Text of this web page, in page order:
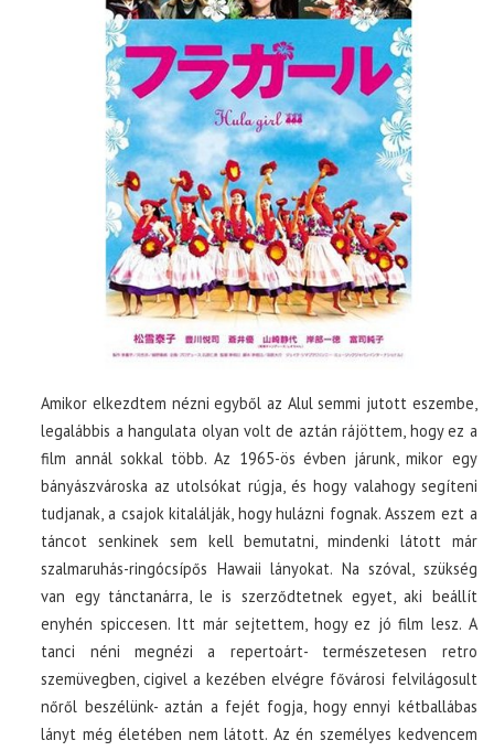
Amikor elkezdtem nézni egyből az Alul semmi jutott eszembe,
legalábbis a hangulata olyan volt de aztán rájöttem, hogy ez a
film annál sokkal több. Az 1965-ös évben járunk, mikor egy
bányászvároska az utolsókat rúgja, és hogy valahogy segíteni
tudjanak, a csajok kitalálják, hogy hulázni fognak. Asszem ezt a
táncot senkinek sem kell bemutatni, mindenki látott már
szalmaruhás-ringócsípős Hawaii lányokat. Na szóval, szükség
van egy tánctanárra, le is szerződtetnek egyet, aki beállít
enyhén spiccesen. Itt már sejtettem, hogy ez jó film lesz. A
tanci néni megnézi a repertoárt- természetesen retro
szemüvegben, cigivel a kezében elvégre fővárosi felvilágosult
nőről beszélünk- aztán a fejét fogja, hogy ennyi kétballábas
lányt még életében nem látott. Az én személyes kedvencem